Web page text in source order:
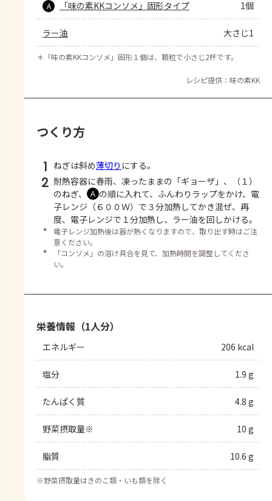
A 「味の素KKコンソメ」固形タイプ 1個
ラー油 大さじ1
＊ 「味の素KKコンソメ」固形１個は、顆粒で小さじ2杯です。
レシピ提供：味の素KK
つくり方
1 ねぎは斜め薄切り にする。
2 耐熱容器に春雨、凍ったままの「ギョーザ」、（１）
のねぎ、
Ａ の順に入れて、ふんわりラップをかけ、電
子レンジ（６００Ｗ）で３分加熱してかき混ぜ、再
度、電子レンジで１分加熱し、ラー油を回しかける。
＊
電子レンジ加熱後は器が熱くなりますので、取り出す時はご注
意ください。
＊
「コンソメ」の溶け具合を見て、加熱時間を調整してくださ
い。
栄養情報（1人分）
エネルギー 206 kcal
塩分 1.9 g
たんぱく質 4.8 g
野菜摂取量※ 10 g
脂質 10.6 g
※野菜摂取量はきのこ類・いも類を除く